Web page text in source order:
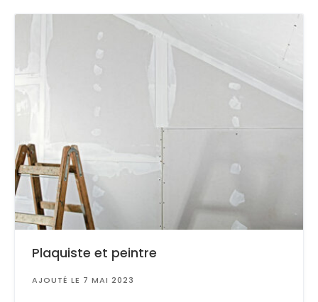
Plaquiste et peintre
AJOUTÉ LE 7 MAI 2023